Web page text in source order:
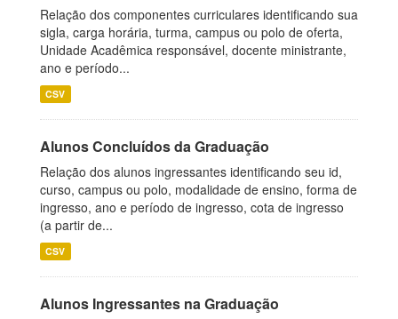
Relação dos componentes curriculares identificando sua
sigla, carga horária, turma, campus ou polo de oferta,
Unidade Acadêmica responsável, docente ministrante,
ano e período...
CSV
Alunos Concluídos da Graduação
Relação dos alunos ingressantes identificando seu id,
curso, campus ou polo, modalidade de ensino, forma de
ingresso, ano e período de ingresso, cota de ingresso
(a partir de...
CSV
Alunos Ingressantes na Graduação